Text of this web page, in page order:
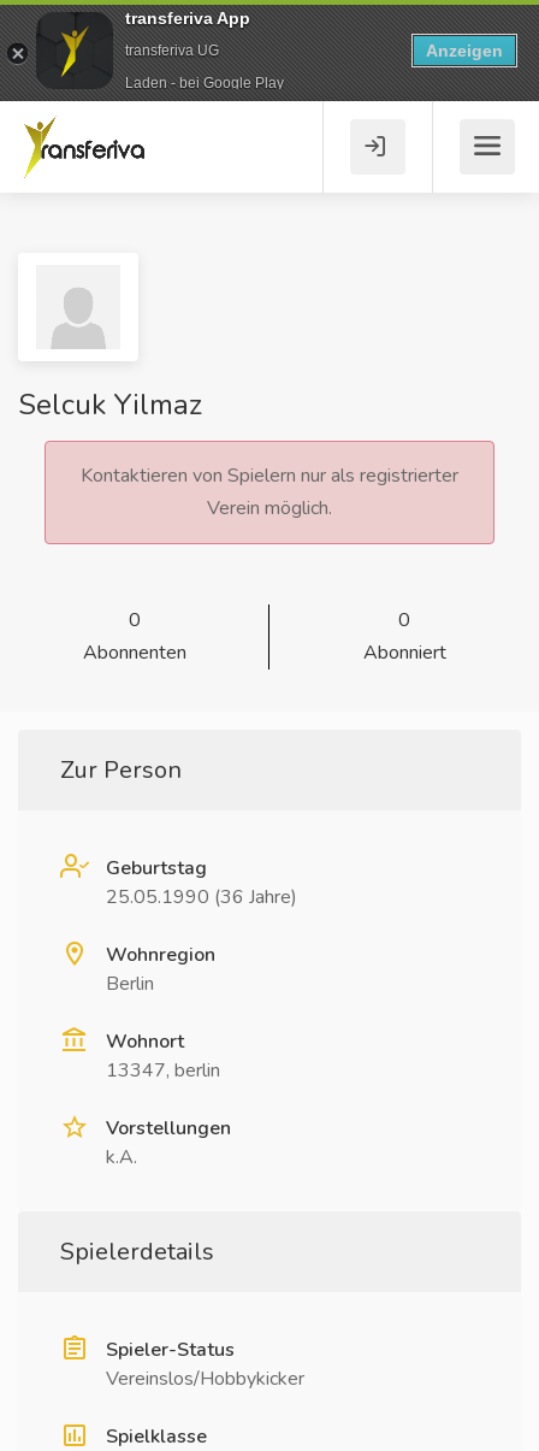
Selcuk Yilmaz
Kontaktieren von Spielern nur als registrierter
Verein möglich.
0
Abonnenten
0
Abonniert
Zur Person
Geburtstag
25.05.1990 (36 Jahre)
Wohnregion
Berlin
Wohnort
13347, berlin
Vorstellungen
k.A.
Spielerdetails
Spieler-Status
Vereinslos/Hobbykicker
Spielklasse
transferiva App
transferiva UG
Laden - bei Google Play
Anzeigen